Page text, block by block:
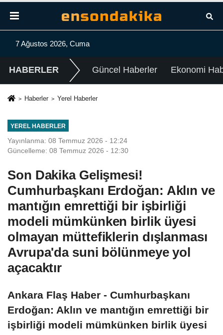
7 Ağustos 2026, Cuma
HABERLER Güncel Haberler Ekonomi
Haberler Yerel Haberler
YEREL HABERLER
Yayınlanma: 08 Temmuz 2026 - 12:24
Güncelleme: 08 Temmuz 2026 - 12:30
Son Dakika Gelişmesi!
Cumhurbaşkanı Erdoğan: Aklın ve
mantığın emrettiği bir işbirliği
modeli mümkünken birlik üyesi
olmayan müttefiklerin dışlanması
Avrupa'da suni bölünmeye yol
açacaktır
Ankara Flaş Haber - Cumhurbaşkanı
Erdoğan: Aklın ve mantığın emrettiği bir
işbirliği modeli mümkünken birlik üyesi